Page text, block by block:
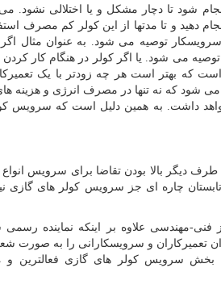
شود تا دچار مشکل و یا اختلالی نشود. می
دهید و تا مدتها از این کولر کم مصرف
توصیه می شود. به عنوان مثال
می شود. یا اگر کولر در هنگام کار کردن
که بهتر است هر چه زودتر با یک
شود که نه تنها در مصرف انرژی و هزینه
داشت. به همین دلیل است که سرویس
دیگر بالا بودن تقاضا برای سرویس انواع
چاره ای جز سرویس کولر های گازی
مهندسی علاوه بر اینکه نماینده
ال جی در تهران می باشد، در تمامی 22 منطقه تهران تعمیرکاران و
بخش سرویس کولر های گازی فعالترین